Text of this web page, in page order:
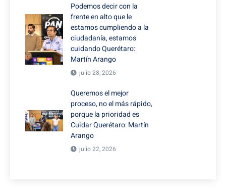
Podemos decir con la
frente en alto que le
estamos cumpliendo a la
ciudadanía, estamos
cuidando Querétaro:
Martín Arango
julio 28, 2026
Queremos el mejor
proceso, no el más rápido,
porque la prioridad es
Cuidar Querétaro: Martín
Arango
julio 22, 2026